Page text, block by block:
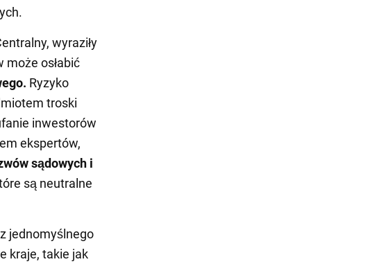
wyraziły
może osłabić
Ryzyko
troski
inwestorów
ekspertów,
sądowych i
są neutralne
jednomyślnego
kraje, takie jak